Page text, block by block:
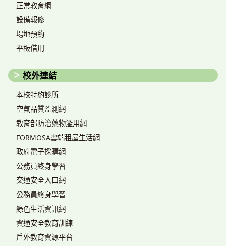
正常教育網
設備報修
場地預約
平板借用
校外連結
本校特約診所
空氣品質監測網
教育部防治藥物濫用網
FORMOSA雲端租屋生活網
政府電子採購網
公務員終身學習
交通安全入口網
公務員終身學習
綠色生活資訊網
資通安全教育訓練
戶外教育資源平台